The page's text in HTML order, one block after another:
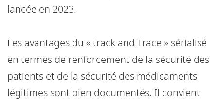
lancée en 2023.
Les avantages du « track and Trace » sérialisé
en termes de renforcement de la sécurité des
patients et de la sécurité des médicaments
légitimes sont bien documentés. Il convient